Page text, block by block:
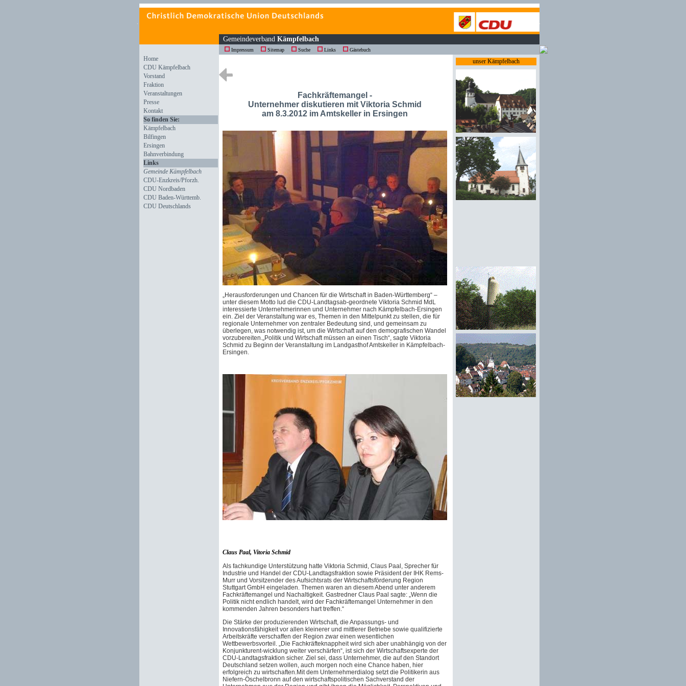
Gemeindeverband Kämpfelbach
Impressum Sitemap Suche Links Gästebuch
Home
CDU Kämpfelbach
Vorstand
Fraktion
Veranstaltungen
Presse
Kontakt
So finden Sie:
Kämpfelbach
Bilfingen
Ersingen
Bahnverbindung
Links
Gemeinde Kämpfelbach
CDU-Enzkreis/Pforzh.
CDU Nordbaden
CDU Baden-Württemb.
CDU Deutschlands
Fachkräftemangel -
Unternehmer diskutieren mit Viktoria Schmid
am 8.3.2012 im Amtskeller in Ersingen
„Herausforderungen und Chancen für die Wirtschaft in Baden-Württemberg“ –
unter diesem Motto lud die CDU-Landtagsab-geordnete Viktoria Schmid MdL
interessierte Unternehmerinnen und Unternehmer nach Kämpfelbach-Ersingen
ein. Ziel der Veranstaltung war es, Themen in den Mittelpunkt zu stellen, die für
regionale Unternehmer von zentraler Bedeutung sind, und gemeinsam zu
überlegen, was notwendig ist, um die Wirtschaft auf den demografischen Wandel
vorzubereiten.„Politik und Wirtschaft müssen an einen Tisch“, sagte Viktoria
Schmid zu Beginn der Veranstaltung im Landgasthof Amtskeller in Kämpfelbach-
Ersingen.
Claus Paal, Vitoria Schmid
Als fachkundige Unterstützung hatte Viktoria Schmid, Claus Paal, Sprecher für
Industrie und Handel der CDU-Landtagsfraktion sowie Präsident der IHK Rems-
Murr und Vorsitzender des Aufsichtsrats der Wirtschaftsförderung Region
Stuttgart GmbH eingeladen. Themen waren an diesem Abend unter anderem
Fachkräftemangel und Nachaltigkeit. Gastredner Claus Paal sagte: „Wenn die
Politik nicht endlich handelt, wird der Fachkräftemangel Unternehmer in den
kommenden Jahren besonders hart treffen.“
Die Stärke der produzierenden Wirtschaft, die Anpassungs- und
Innovationsfähigkeit vor allen kleinerer und mittlerer Betriebe sowie qualifizierte
Arbeitskräfte verschaffen der Region zwar einen wesentlichen
Wettbewerbsvorteil. „Die Fachkräfteknappheit wird sich aber unabhängig von der
Konjunkturent-wicklung weiter verschärfen“, ist sich der Wirtschaftsexperte der
CDU-Landtagsfraktion sicher. Ziel sei, dass Unternehmer, die auf den Standort
Deutschland setzen wollen, auch morgen noch eine Chance haben, hier
erfolgreich zu wirtschaften.Mit dem Unternehmerdialog setzt die Politikerin aus
Niefern-Öschelbronn auf den wirtschaftspolitischen Sachverstand der
unser Kämpfelbach